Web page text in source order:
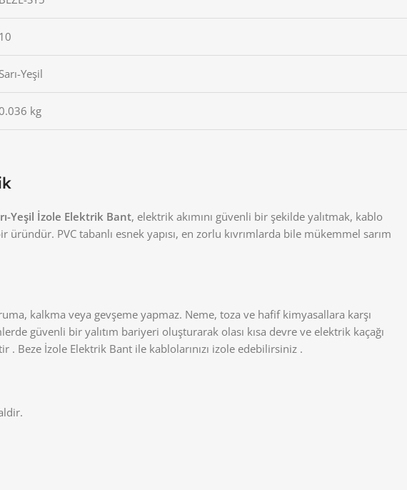
10
Sarı-Yeşil
kg
Yeşil İzole Elektrik Bant, elektrik akımını güvenli bir şekilde yalıtmak, kablo
PVC tabanlı esnek yapısı, en zorlu kıvrımlarda bile mükemmel sarım
kalkma veya gevşeme yapmaz. Neme, toza ve hafif kimyasallara karşı
güvenli bir yalıtım bariyeri oluşturarak olası kısa devre ve elektrik kaçağı
Beze İzole Elektrik Bant ile kablolarınızı izole edebilirsiniz .